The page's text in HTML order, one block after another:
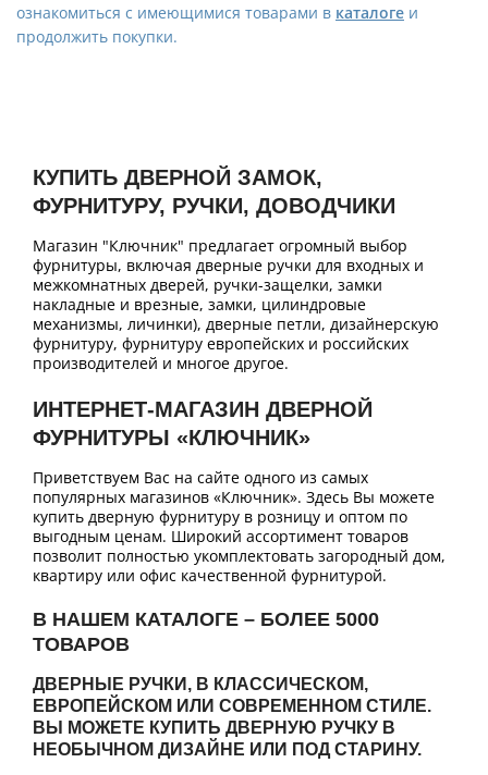
ознакомиться с имеющимися товарами в каталоге и
продолжить покупки.
КУПИТЬ ДВЕРНОЙ ЗАМОК,
ФУРНИТУРУ, РУЧКИ, ДОВОДЧИКИ
Магазин "Ключник" предлагает огромный выбор
фурнитуры, включая дверные ручки для входных и
межкомнатных дверей, ручки-защелки, замки
накладные и врезные, замки, цилиндровые
механизмы, личинки), дверные петли, дизайнерскую
фурнитуру, фурнитуру европейских и российских
производителей и многое другое.
ИНТЕРНЕТ-МАГАЗИН ДВЕРНОЙ
ФУРНИТУРЫ «КЛЮЧНИК»
Приветствуем Вас на сайте одного из самых
популярных магазинов «Ключник». Здесь Вы можете
купить дверную фурнитуру в розницу и оптом по
выгодным ценам. Широкий ассортимент товаров
позволит полностью укомплектовать загородный дом,
квартиру или офис качественной фурнитурой.
В НАШЕМ КАТАЛОГЕ – БОЛЕЕ 5000
ТОВАРОВ
ДВЕРНЫЕ РУЧКИ, В КЛАССИЧЕСКОМ,
ЕВРОПЕЙСКОМ ИЛИ СОВРЕМЕННОМ СТИЛЕ.
ВЫ МОЖЕТЕ КУПИТЬ ДВЕРНУЮ РУЧКУ В
НЕОБЫЧНОМ ДИЗАЙНЕ ИЛИ ПОД СТАРИНУ.